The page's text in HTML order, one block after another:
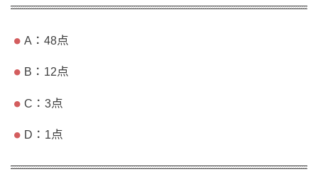
A：48点
B：12点
C：3点
D：1点